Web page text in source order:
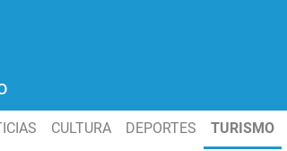
CULTURA DEPORTES TURISMO